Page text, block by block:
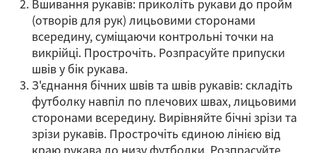
Вшивання рукавів: приколіть рукави до пройм
(отворів для рук) лицьовими сторонами
всередину, суміщаючи контрольні точки на
викрійці. Прострочіть. Розпрасуйте припуски
швів у бік рукава.
З'єднання бічних швів та швів рукавів: складіть
футболку навпіл по плечових швах, лицьовими
сторонами всередину. Вирівняйте бічні зрізи та
зрізи рукавів. Прострочіть єдиною лінією від